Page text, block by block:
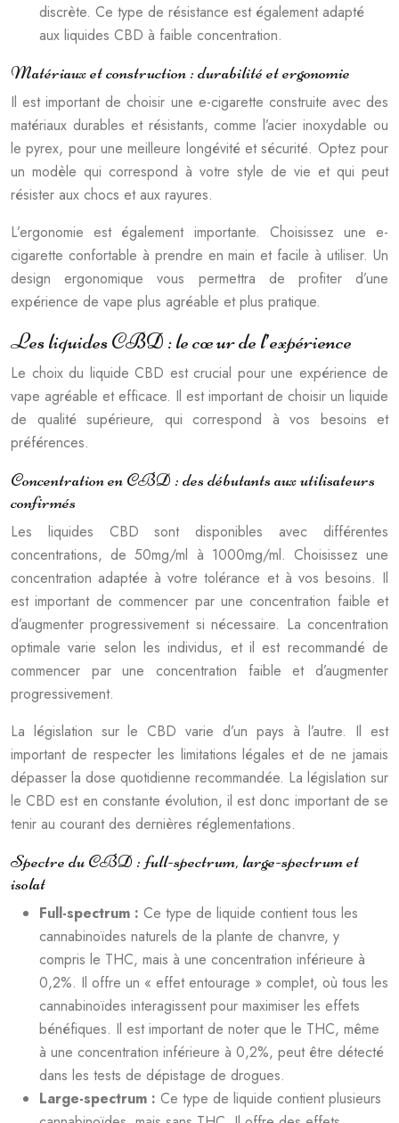
discrète. Ce type de résistance est également adapté
aux liquides CBD à faible concentration.
Matériaux et construction : durabilité et ergonomie
Il est important de choisir une e-cigarette construite avec des
matériaux durables et résistants, comme l’acier inoxydable ou
le pyrex, pour une meilleure longévité et sécurité. Optez pour
un modèle qui correspond à votre style de vie et qui peut
résister aux chocs et aux rayures.
L’ergonomie est également importante. Choisissez une e-
cigarette confortable à prendre en main et facile à utiliser. Un
design ergonomique vous permettra de profiter d’une
expérience de vape plus agréable et plus pratique.
Les liquides CBD : le cœur de l’expérience
Le choix du liquide CBD est crucial pour une expérience de
vape agréable et efficace. Il est important de choisir un liquide
de qualité supérieure, qui correspond à vos besoins et
préférences.
Concentration en CBD : des débutants aux utilisateurs
confirmés
Les liquides CBD sont disponibles avec différentes
concentrations, de 50mg/ml à 1000mg/ml. Choisissez une
concentration adaptée à votre tolérance et à vos besoins. Il
est important de commencer par une concentration faible et
d’augmenter progressivement si nécessaire. La concentration
optimale varie selon les individus, et il est recommandé de
commencer par une concentration faible et d’augmenter
progressivement.
La législation sur le CBD varie d’un pays à l’autre. Il est
important de respecter les limitations légales et de ne jamais
dépasser la dose quotidienne recommandée. La législation sur
le CBD est en constante évolution, il est donc important de se
tenir au courant des dernières réglementations.
Spectre du CBD : full-spectrum, large-spectrum et
isolat
Full-spectrum : Ce type de liquide contient tous les
cannabinoïdes naturels de la plante de chanvre, y
compris le THC, mais à une concentration inférieure à
0,2%. Il offre un « effet entourage » complet, où tous les
cannabinoïdes interagissent pour maximiser les effets
bénéfiques. Il est important de noter que le THC, même
à une concentration inférieure à 0,2%, peut être détecté
dans les tests de dépistage de drogues.
Large-spectrum : Ce type de liquide contient plusieurs